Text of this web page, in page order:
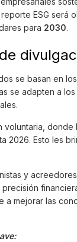
reporte ESG será
para 2030.
se basan en
se adapten a
2026. Esto les
y
mejorar las